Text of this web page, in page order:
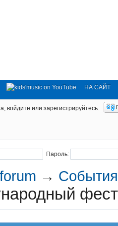
НА САЙТ
войдите или зарегистрируйтесь.
Пароль:
→